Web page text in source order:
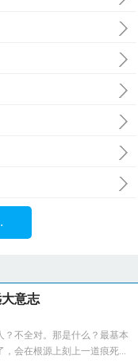
意志
不全对。那是什么？最基本
会在根源上刻上一道痕死...